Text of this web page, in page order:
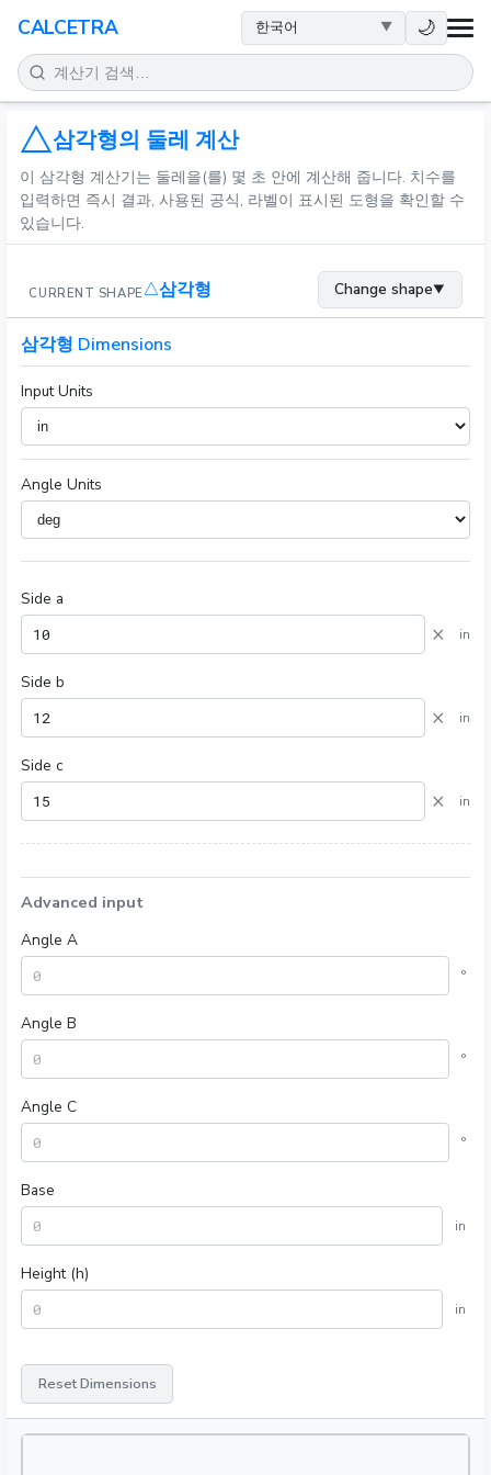
CALCETRA 🌙
수학
변환
과학
기타 도구
삼각형의 둘레 계산
이 삼각형 계산기는 둘레을(를) 몇 초 안에 계산해 줍니다. 치수를
입력하면 즉시 결과, 사용된 공식, 라벨이 표시된 도형을 확인할 수
있습니다.
CURRENT SHAPE 삼각형 Change shape▼
삼각형 Dimensions
Input Units
Angle Units
Side a
× in
Side b
× in
Side c
× in
Advanced input
Angle A
°
Angle B
°
Angle C
°
Base
in
Height (h)
in
Reset Dimensions